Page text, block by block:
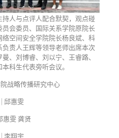
人与点评人配合默契，观点碰
会委员、国际关系学院原院长
空间安全学院院长杨良斌、科
责人王辉等领导老师出席本次
、刘博睿、刘以宁、王睿路、
科生代表旁听会议。
战略传播研究中心
邱惠雯
惠雯 龚贤
李翔宇